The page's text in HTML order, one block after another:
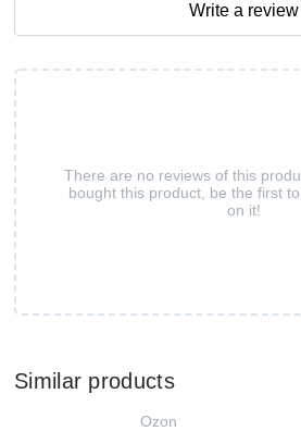
There are no reviews of this
bought this product, be the first
on it!
Write a review
Similar products
Ozon